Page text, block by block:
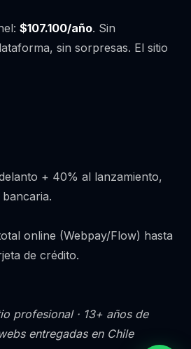
$107.100/año. Sin
sin sorpresas. El sitio
+ 40% al lanzamiento,
online (Webpay/Flow) hasta
de crédito.
profesional · 13+ años de
entregadas en Chile